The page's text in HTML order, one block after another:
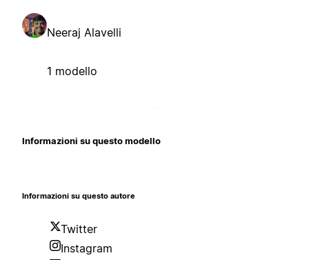
Neeraj Alavelli
1 modello
Informazioni su questo modello
Informazioni su questo autore
Twitter
Instagram